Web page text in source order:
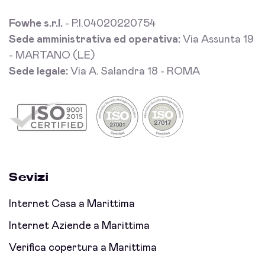
Fowhe s.r.l. - P.I.04020220754
Sede amministrativa ed operativa: Via Assunta 19
- MARTANO (LE)
Sede legale: Via A. Salandra 18 - ROMA
Sevizi
Internet Casa a Marittima
Internet Aziende a Marittima
Verifica copertura a Marittima